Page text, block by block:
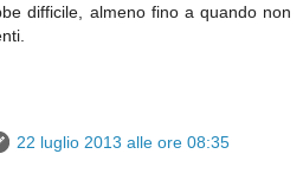
difficile, almeno fino a quando non
22 luglio 2013 alle ore 08:35